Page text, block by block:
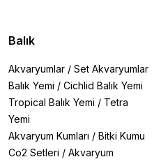
Balık
Akvaryumlar / Set Akvaryumlar
Balık Yemi / Cichlid Balık Yemi
Tropical Balık Yemi / Tetra
Yemi
Akvaryum Kumları / Bitki Kumu
Co2 Setleri / Akvaryum